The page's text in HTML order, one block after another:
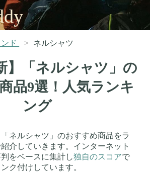
ド ネルシャツ
】「ネルシャツ」の
品9選！人気ランキ
ング
ネルシャツ」のおすすめ商品をラ
介していきます。インターネット
判をベースに集計し独自のスコアで
ク付けしています。